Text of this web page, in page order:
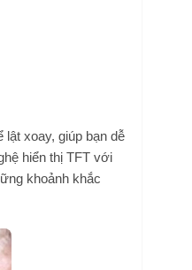
xoay, giúp bạn dễ
hiển thị TFT với
khoảnh khắc